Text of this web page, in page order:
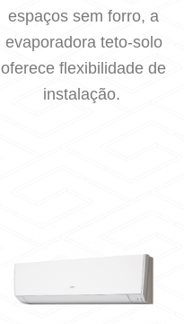
espaços sem forro, a
evaporadora teto-solo
oferece flexibilidade de
instalação.